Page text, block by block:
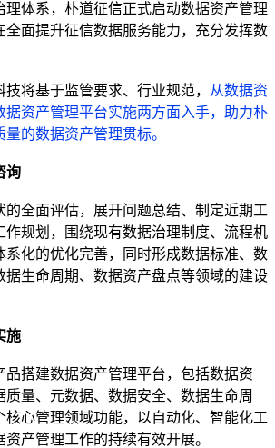
理体系，朴道征信正式启动数据资产管理
全面提升征信数据服务能力，充分发挥数
将基于监管要求、行业规范，
从数据资
据资产管理平台实施两方面入手，助力朴
的数据资产管理贯标。
询
的全面评估，展开问题总结、制定近期工
作规划，围绕现有数据治理制度、流程机
系化的优化完善，同时形成数据标准、数
据生命周期、数据资产盘点等领域的建设
施
品搭建数据资产管理平台，包括数据资
质量、元数据、数据安全、数据生命周
核心管理领域功能，以自动化、智能化工
产管理工作的持续有效开展。